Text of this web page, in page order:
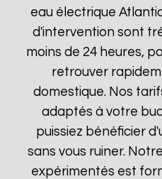
eau électrique
d'intervention sont
moins de 24 heures,
retrouver
domestique. Nos
adaptés à votre
puissiez bénéficier
sans vous ruiner.
expérimentés est